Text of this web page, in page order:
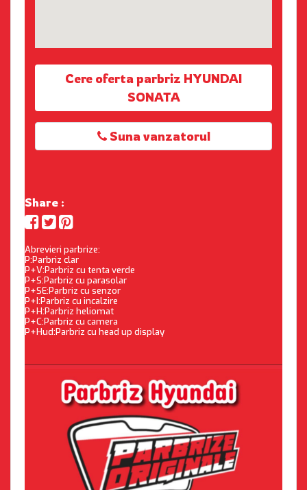
Cere oferta parbriz HYUNDAI
SONATA
Suna vanzatorul
Share :
Abrevieri parbrize:
P:Parbriz clar
P+V:Parbriz cu tenta verde
P+S:Parbriz cu parasolar
P+SE:Parbriz cu senzor
P+I:Parbriz cu incalzire
P+H:Parbriz heliomat
P+C:Parbriz cu camera
P+Hud:Parbriz cu head up display